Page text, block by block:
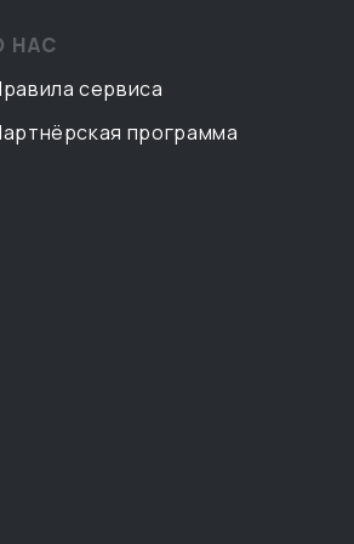
НАС
сервиса
программа